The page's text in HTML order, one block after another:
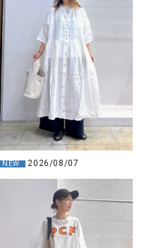
NEW 2026/08/07